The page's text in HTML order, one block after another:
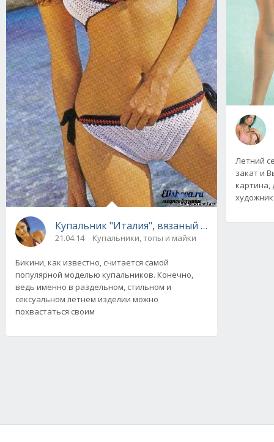
Купальник "Италия", вязаный крючком
21.04.14 Купальники, топы и майки
Бикини, как известно, считается самой
популярной моделью купальников. Конечно,
ведь именно в раздельном, стильном и
сексуальном летнем изделии можно
похвастаться своим
Летний
закат и
картина,